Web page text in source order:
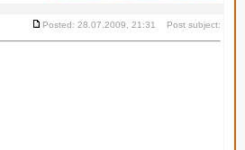
Posted: 28.07.2009, 21:31 Post subject: